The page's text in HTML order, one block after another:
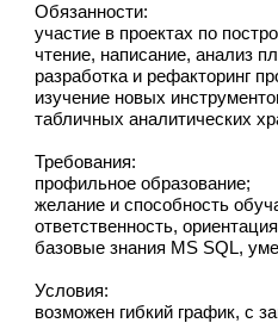
Обязанности:
участие в проектах по
чтение, написание, анализ
разработка и рефакторинг
изучение новых
табличных аналитических
Требования:
профильное образование;
желание и способность
ответственность,
базовые знания MS SQL,
Условия:
возможен гибкий график, с